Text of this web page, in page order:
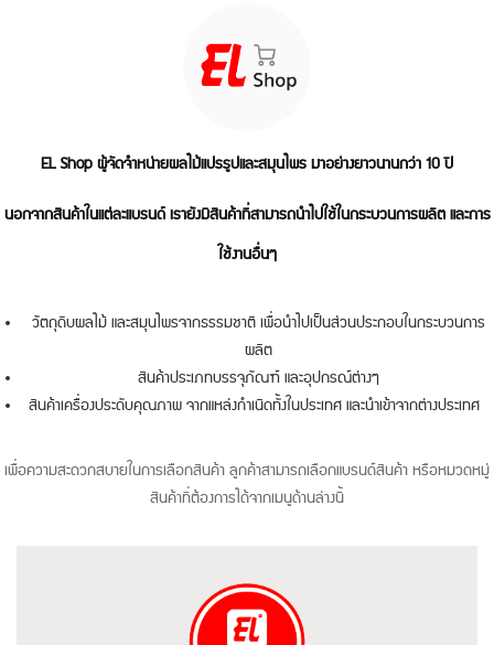
EL Shop ผู้จัดจำหน่ายผลไม้แปรรูปและสมุนไพร มาอย่างยาวนานกว่า 10 ปี
นอกจากสินค้าในแต่ละแบรนด์ เรายังมีสินค้าที่สามารถนำไปใช้ในกระบวนการผลิต และการ
ใช้งานอื่นๆ
วัตถุดิบผลไม้ และสมุนไพรจากธรรมชาติ เพื่อนำไปเป็นส่วนประกอบในกระบวนการ
ผลิต
สินค้าประเภทบรรจุภัณฑ์ และอุปกรณ์ต่างๆ
สินค้าเครื่องประดับคุณภาพ จากแหล่งกำเนิดทั้งในประเทศ และนำเข้าจากต่างประเทศ
เพื่อความสะดวกสบายในการเลือกสินค้า ลูกค้าสามารถเลือกแบรนด์สินค้า หรือหมวดหมู่
สินค้าที่ต้องการได้จากเมนูด้านล่างนี้